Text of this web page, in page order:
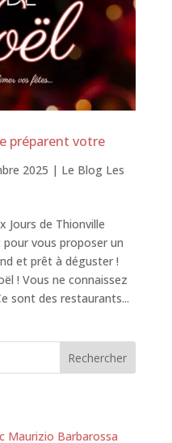
préparent votre
2025 | Le Blog Les
Jours de Thionville
pour vous proposer un
et prêt à déguster !
! Vous ne connaissez
sont des restaurants...
Rechercher
Maurizio Barbarossa